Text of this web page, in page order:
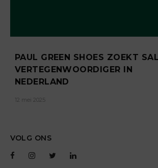
PAUL GREEN SHOES ZOEKT
VERTEGENWOORDIGER IN
NEDERLAND
12 mei 2025
VOLG ONS